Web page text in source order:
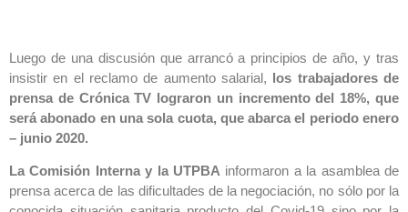
Luego de una discusión que arrancó a principios de año, y tras
insistir en el reclamo de aumento salarial, los trabajadores de
prensa de Crónica TV lograron un incremento del 18%, que
será abonado en una sola cuota, que abarca el periodo enero
– junio 2020.
La Comisión Interna y la UTPBA informaron a la asamblea de
prensa acerca de las dificultades de la negociación, no sólo por la